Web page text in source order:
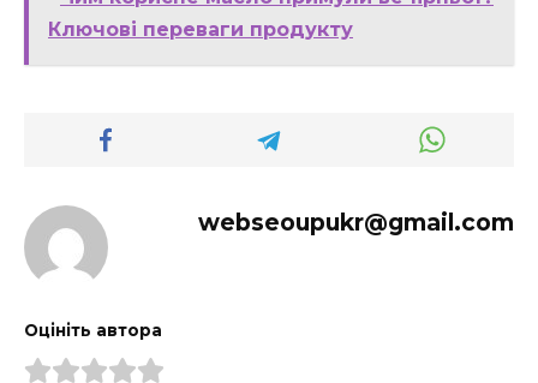
Ключові переваги продукту
webseoupukr@gmail.com
Оцініть автора